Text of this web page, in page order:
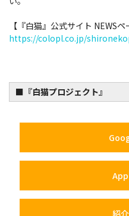
【『白猫』公式サイト NEWSペ
https://colopl.co.jp/
■『白猫プロジェクト』
紹